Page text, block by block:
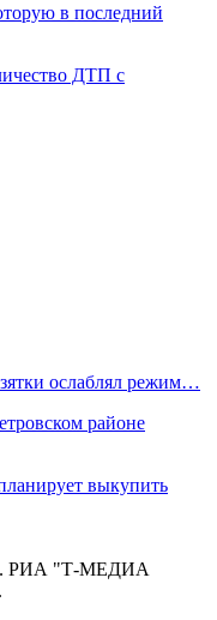
в последний
ДТП с
ослаблял режим…
районе
выкупить
РИА "Т-МЕДИА